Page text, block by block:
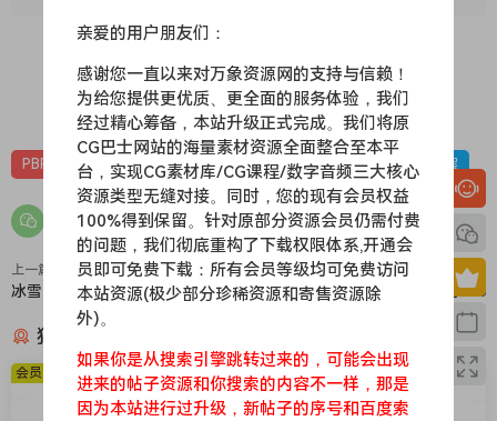
0 0
PBR-冰雪 PBR材质（在线预览） 材质贴图 雪地，下雪，冰层
上一篇
冰雪040
下一篇
冰雪038
猜你喜欢
会员免费 会员免费
亲爱的用户朋友们：
感谢您一直以来对万象资源网的支持与信赖！
为给您提供更优质、更全面的服务体验，我们
经过精心筹备，本站升级正式完成。我们将原
CG巴士网站的海量素材资源全面整合至本平
台，实现CG素材库/CG课程/数字音频三大核心
资源类型无缝对接。同时，您的现有会员权益
100%得到保留。针对原部分资源会员仍需付费
的问题，我们彻底重构了下载权限体系,开通会
员即可免费下载：所有会员等级均可免费访问
本站资源(极少部分珍稀资源和寄售资源除
外)。
如果你是从搜索引擎跳转过来的，可能会出现
进来的帖子资源和你搜索的内容不一样，那是
因为本站进行过升级，新帖子的序号和百度索